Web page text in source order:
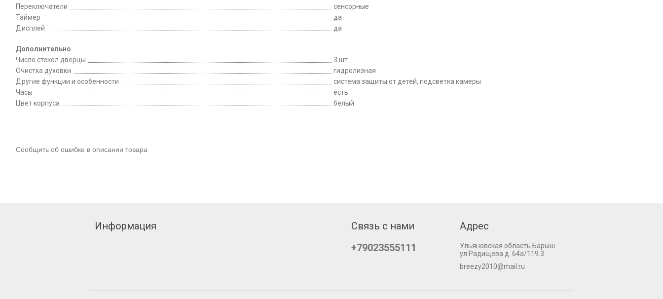
Переключатели
сенсорные
Таймер
да
Дисплей
да
Дополнительно
Число стекол дверцы
3 шт
Очистка духовки
гидролизная
Другие функции и особенности
система защиты от детей, подсветка камеры
Часы
есть
Цвет корпуса
белый
Сообщить об ошибке в описании товара
Информация Адрес
Ульяновская область Барыш
ул.Радищева д. 64а/119.3
breezy2010@mail.ru
Связь с нами
+79023555111